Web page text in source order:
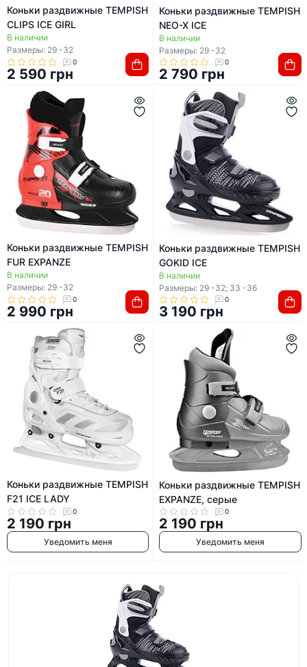
Коньки раздвижные TEMPISH
CLIPS ICE GIRL
В наличии
Размеры: 29 -32
0
2 590 грн
Коньки раздвижные TEMPISH
NEO-X ICE
В наличии
Размеры: 29 -32
0
2 790 грн
Коньки раздвижные TEMPISH
FUR EXPANZE
В наличии
Размеры: 29 -32
0
2 990 грн
Коньки раздвижные TEMPISH
GOKID ICE
В наличии
Размеры: 29 -32; 33 -36
0
3 190 грн
Коньки раздвижные TEMPISH
F21 ICE LADY
0
2 190 грн
Уведомить меня
Коньки раздвижные TEMPISH
EXPANZE, серые
0
2 190 грн
Уведомить меня